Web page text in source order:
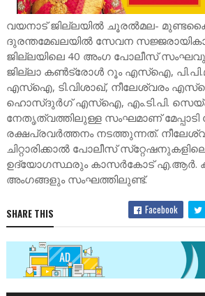
വയനാട് ജില്ലയിൽ ചൂരൽമല-
ദുരന്തമേഖലയിൽ സേവന
ജില്ലയിലെ 40 അംഗ പോലീസ്
ജില്ലാ കൺട്രോൾ റൂം എസ്ഐ,
എസ്ഐ, ടി.വിശാഖ്, നീലേശ്വരം
ഹൊസ്ദുർഗ് എസ്ഐ, എം.ടി.പി.
നേതൃത്വത്തിലുള്ള സംഘമാണ് മേപ്പാടി
രക്ഷപ്രവർത്തനം നടത്തുന്നത്.
ചിറ്റാരിക്കാൽ പോലീസ്
ഉദ്യോഗസ്ഥരും കാസർകോട് എ.ആർ.
അംഗങ്ങളും സംഘത്തിലുണ്ട്.
SHARE THIS Facebook